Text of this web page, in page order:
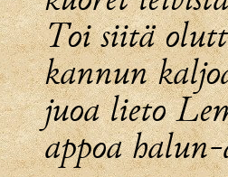
Toi siitä
kannun
juoa lieto
appoa